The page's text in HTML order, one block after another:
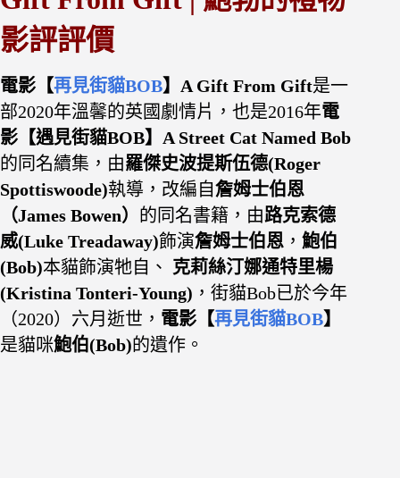
影評評價
電影【再見街貓BOB】 A Gift From Gift是一
部2020年溫馨的英國劇情片，也是2016年電
影【遇見街貓BOB】A Street Cat Named Bob
的同名續集，由羅傑史波提斯伍德(Roger
Spottiswoode)執導，改編自詹姆士伯恩
（James Bowen） 的同名書籍，由路克索德
威(Luke Treadaway)飾演詹姆士伯恩 ， 鮑伯
(Bob)本貓飾演牠自 、 克莉絲汀娜通特里楊
(Kristina Tonteri-Young) ，街貓Bob已於今年
（2020）六月逝世， 電影【再見街貓BOB】
是貓咪鮑伯(Bob)的遺作。